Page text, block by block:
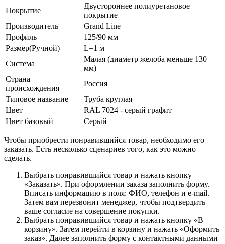
Покрытие
Двустороннее полиуретановое
покрытие
Производитель
Grand Line
Профиль
125/90 мм
Размер(Ручной)
L=1 м
Система
Малая (диаметр желоба меньше 130
мм)
Страна
происхождения
Россия
Типовое название
Труба круглая
Цвет
RAL 7024 - серый графит
Цвет базовый
Серый
Чтобы приобрести понравившийся товар, необходимо его
заказать. Есть несколько сценариев того, как это можно
сделать.
Выбрать понравившийся товар и нажать кнопку
«Заказать». При оформлении заказа заполнить форму.
Вписать информацию в поля: ФИО, телефон и e-mail.
Затем вам перезвонит менеджер, чтобы подтвердить
ваше согласие на совершение покупки.
Выбрать понравившийся товар и нажать кнопку «В
корзину». Затем перейти в корзину и нажать «Оформить
заказ». Далее заполнить форму с контактными данными